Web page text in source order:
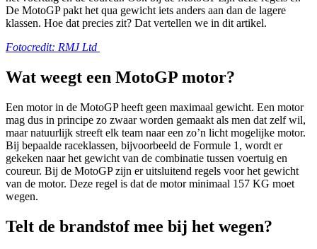
De MotoGP pakt het qua gewicht iets anders aan dan de lagere
klassen. Hoe dat precies zit? Dat vertellen we in dit artikel.
Fotocredit: RMJ Ltd
Wat weegt een MotoGP motor?
Een motor in de MotoGP heeft geen maximaal gewicht. Een motor
mag dus in principe zo zwaar worden gemaakt als men dat zelf wil,
maar natuurlijk streeft elk team naar een zo’n licht mogelijke motor.
Bij bepaalde raceklassen, bijvoorbeeld de Formule 1, wordt er
gekeken naar het gewicht van de combinatie tussen voertuig en
coureur. Bij de MotoGP zijn er uitsluitend regels voor het gewicht
van de motor. Deze regel is dat de motor minimaal 157 KG moet
wegen.
Telt de brandstof mee bij het wegen?